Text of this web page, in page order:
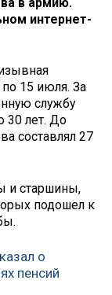
интернет-
15 июля. За
службу
30 лет. До
составлял 27
и старшины,
подошел к
о
пенсий